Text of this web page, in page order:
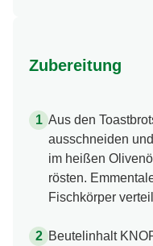
Zubereitung
Aus den
ausschneiden
im heißen
rösten.
Fischkörper
Beutelinhalt